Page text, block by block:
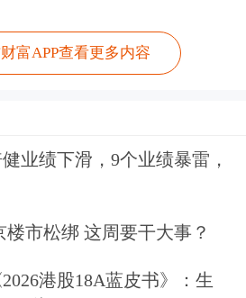
富APP查看更多内容
业绩下滑，9个业绩暴雷，
市松绑 这周要干大事？
港股18A蓝皮书》：生